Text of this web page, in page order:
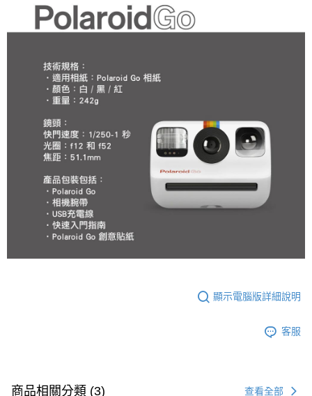
顯示電腦版詳細說明
客服
商品相關分類 (3) 查看全部